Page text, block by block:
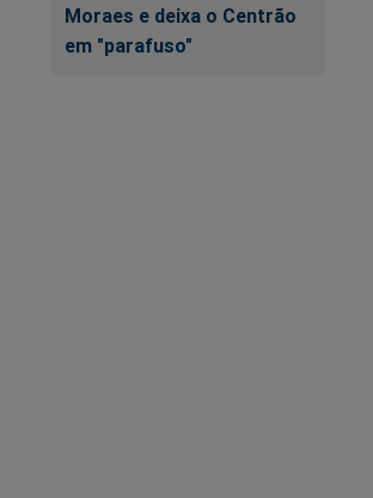
Moraes e deixa o Centrão
em "parafuso"